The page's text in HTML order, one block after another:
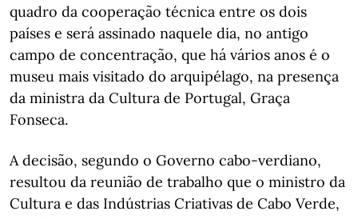
quadro da cooperação técnica entre os dois
países e será assinado naquele dia, no antigo
campo de concentração, que há vários anos é o
museu mais visitado do arquipélago, na presença
da ministra da Cultura de Portugal, Graça
Fonseca.
A decisão, segundo o Governo cabo-verdiano,
resultou da reunião de trabalho que o ministro da
Cultura e das Indústrias Criativas de Cabo Verde,